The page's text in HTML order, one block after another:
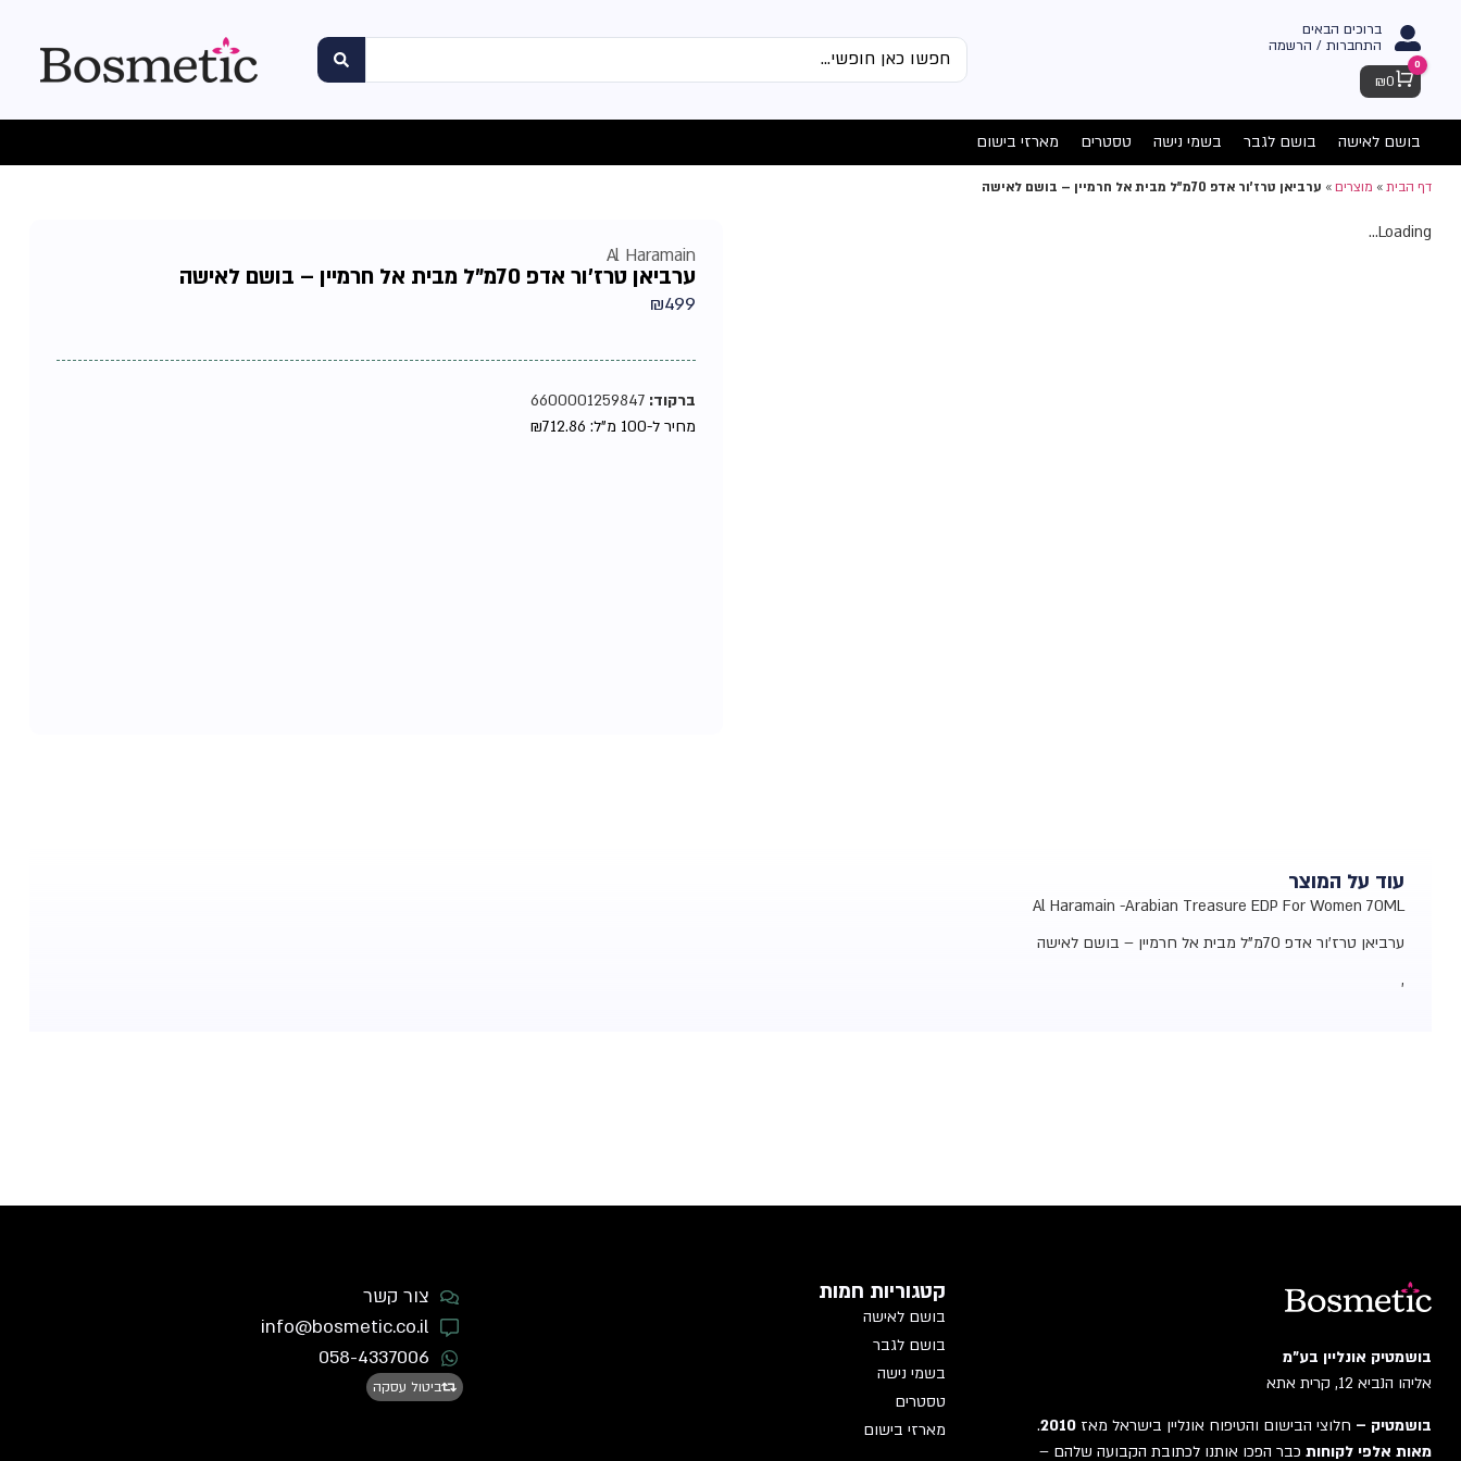
ברוכים הבאים
התחברות / הרשמה
Cart
0
₪0
בושם לאישה בושם לגבר בשמי נישה טסטרים מארזי בישום
דף הבית» מוצרים» ערביאן טרז'ור אדפ 70מ"ל מבית אל חרמיין – בושם לאישה
Loading...
Al Haramain
ערביאן טרז'ור אדפ 70מ"ל מבית אל חרמיין – בושם לאישה
₪499
ברקוד: 6600001259847
מחיר ל-100 מ"ל:
₪712.86
עוד על המוצר
Al Haramain -Arabian Treasure EDP For Women 70ML
ערביאן טרז'ור אדפ 70מ"ל מבית אל חרמיין – בושם לאישה
,
בושמטיק אונליין בע"מ
אליהו הנביא 12, קרית אתא
בושמטיק – חלוצי הבישום והטיפוח אונליין בישראל מאז 2010
.
מאות אלפי לקוחות כבר הפכו אותנו לכתובת הקבועה שלהם –
קטגוריות חמות
בושם לאישה
בושם לגבר
בשמי נישה
טסטרים
מארזי בישום
צור קשר
info@bosmetic.co.il
058-4337006
ביטול עסקה